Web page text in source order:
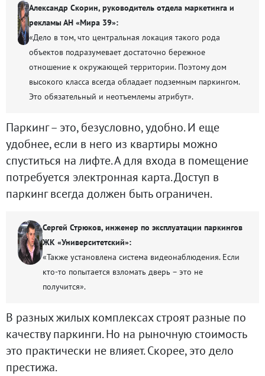
Александр Скорин, руководитель отдела маркетинга и
рекламы АН «Мира 39»:
«Дело в том, что центральная локация такого рода
объектов подразумевает достаточно бережное
отношение к окружающей территории. Поэтому дом
высокого класса всегда обладает подземным паркингом.
Это обязательный и неотъемлемы атрибут».
Паркинг – это, безусловно, удобно. И еще
удобнее, если в него из квартиры можно
спуститься на лифте. А для входа в помещение
потребуется электронная карта. Доступ в
паркинг всегда должен быть ограничен.
Сергей Стрюков, инженер по эксплуатации паркингов
ЖК «Университетский»:
«Также установлена система видеонаблюдения. Если
кто-то попытается взломать дверь – это не
получится».
В разных жилых комплексах строят разные по
качеству паркинги. Но на рыночную стоимость
это практически не влияет. Скорее, это дело
престижа.